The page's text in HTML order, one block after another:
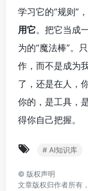
学习它的“规则”
用它。把它当成
为的“魔法棒”。
作，而不是成为
了，还是在人，
你的，是工具，
得你自己把握。
# AI知识库
© 版权声明
文章版权归作者所有